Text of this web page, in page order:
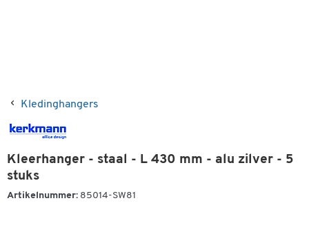
Kledinghangers
Kleerhanger - staal - L 430 mm - alu zilver - 5
stuks
Artikelnummer: 85014-SW81